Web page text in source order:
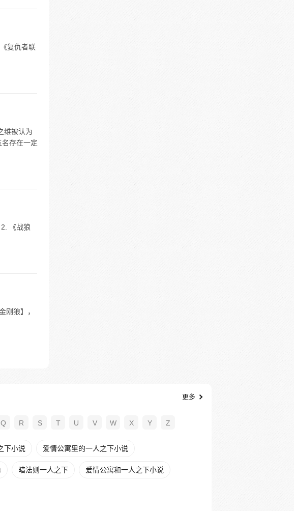
复仇者联
维被认为
存在一定
《战狼
刚狼】，
更多
Q R S T U V W X Y Z
下小说 爱情公寓里的一人之下小说
暗法则一人之下 爱情公寓和一人之下小说